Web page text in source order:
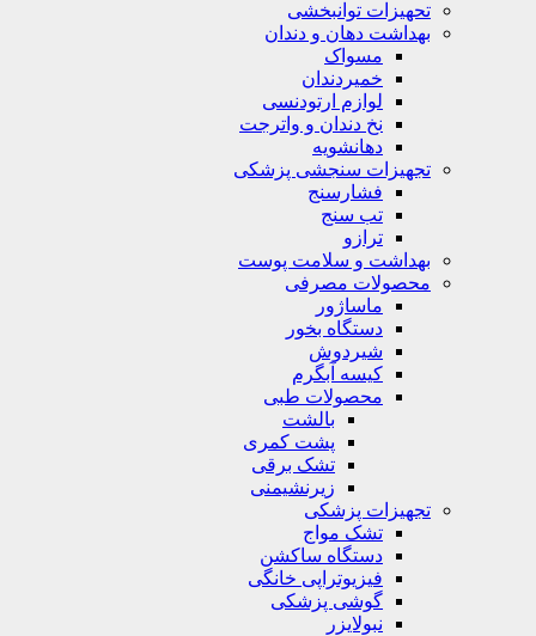
تحهیزات توانبخشی
بهداشت دهان و دندان
مسواک
خمیردندان
لوازم ارتودنسی
نخ دندان و واترجت
دهانشویه
تجهیزات سنجشی پزشکی
فشارسنج
تب سنج
ترازو
بهداشت و سلامت پوست
محصولات مصرفی
ماساژور
دستگاه بخور
شیردوش
کیسه آبگرم
محصولات طبی
بالشت
پشت کمری
تشک برقی
زیرنشیمنی
تجهیزات پزشکی
تشک مواج
دستگاه ساکشن
فیزیوتراپی خانگی
گوشی پزشکی
نبولایزر